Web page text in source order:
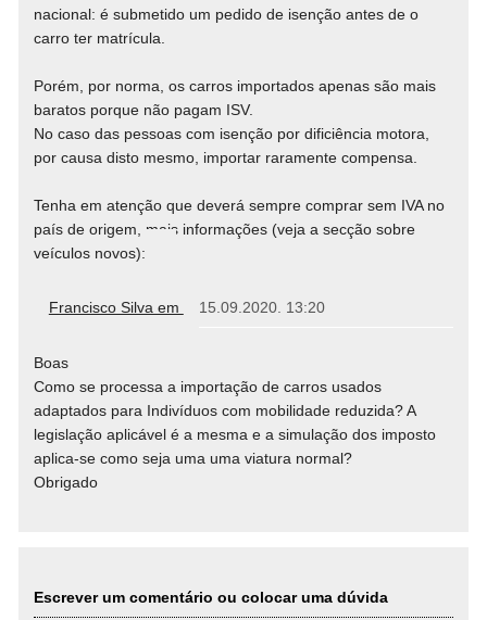
nacional: é submetido um pedido de isenção antes de o
carro ter matrícula.
Porém, por norma, os carros importados apenas são mais
baratos porque não pagam ISV.
No caso das pessoas com isenção por dificiência motora,
por causa disto mesmo, importar raramente compensa.
Tenha em atenção que deverá sempre comprar sem IVA no
país de origem, mais informações (veja a secção sobre
veículos novos):
Francisco Silva em 15.09.2020. 13:20
Boas
Como se processa a importação de carros usados
adaptados para Indivíduos com mobilidade reduzida? A
legislação aplicável é a mesma e a simulação dos imposto
aplica-se como seja uma uma viatura normal?
Obrigado
Escrever um comentário ou colocar uma dúvida